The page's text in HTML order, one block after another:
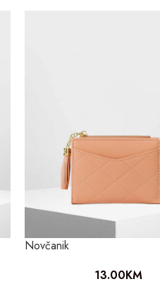
Novčanik
13.00KM